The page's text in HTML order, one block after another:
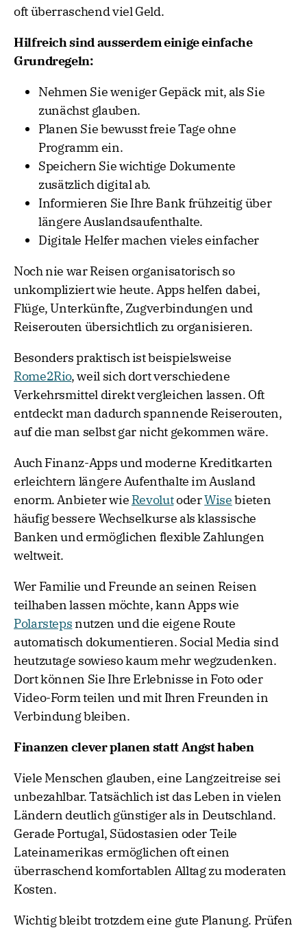
oft überraschend viel Geld.
Hilfreich sind ausserdem einige einfache
Grundregeln:
Nehmen Sie weniger Gepäck mit, als Sie
zunächst glauben.
Planen Sie bewusst freie Tage ohne
Programm ein.
Speichern Sie wichtige Dokumente
zusätzlich digital ab.
Informieren Sie Ihre Bank frühzeitig über
längere Auslandsaufenthalte.
Digitale Helfer machen vieles einfacher
Noch nie war Reisen organisatorisch so
unkompliziert wie heute. Apps helfen dabei,
Flüge, Unterkünfte, Zugverbindungen und
Reiserouten übersichtlich zu organisieren.
Besonders praktisch ist beispielsweise
Rome2Rio, weil sich dort verschiedene
Verkehrsmittel direkt vergleichen lassen. Oft
entdeckt man dadurch spannende Reiserouten,
auf die man selbst gar nicht gekommen wäre.
Auch Finanz-Apps und moderne Kreditkarten
erleichtern längere Aufenthalte im Ausland
enorm. Anbieter wie RevolutoderWisebieten
häufig bessere Wechselkurse als klassische
Banken und ermöglichen flexible Zahlungen
weltweit.
Wer Familie und Freunde an seinen Reisen
teilhaben lassen möchte, kann Apps wie
Polarstepsnutzen und die eigene Route
automatisch dokumentieren. Social Media sind
heutzutage sowieso kaum mehr wegzudenken.
Dort können Sie Ihre Erlebnisse in Foto oder
Video-Form teilen und mit Ihren Freunden in
Verbindung bleiben.
Finanzen clever planen statt Angst haben
Viele Menschen glauben, eine Langzeitreise sei
unbezahlbar. Tatsächlich ist das Leben in vielen
Ländern deutlich günstiger als in Deutschland.
Gerade Portugal, Südostasien oder Teile
Lateinamerikas ermöglichen oft einen
überraschend komfortablen Alltag zu moderaten
Kosten.
Wichtig bleibt trotzdem eine gute Planung. Prüfen